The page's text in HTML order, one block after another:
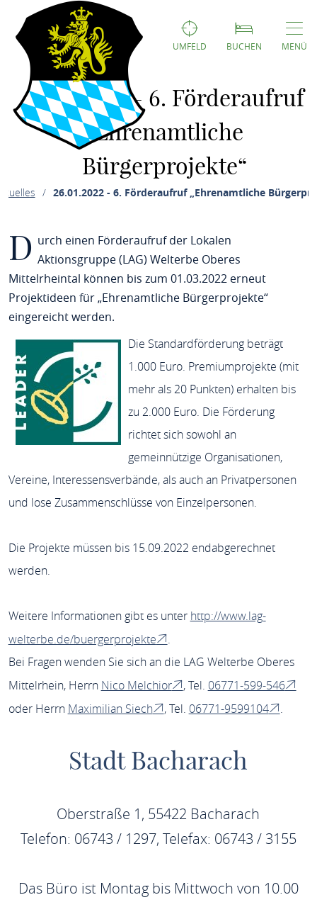
UMFELD BUCHEN MENÜ
26.01.2022 - 6. Förderaufruf
„Ehrenamtliche
Bürgerprojekte“
26.01.2022 - 6. Förderaufruf „Ehrenamtliche
D urch einen Förderaufruf der Lokalen
Aktionsgruppe (LAG) Welterbe Oberes
Mittelrheintal können bis zum 01.03.2022 erneut
Projektideen für „Ehrenamtliche Bürgerprojekte“
eingereicht werden.
Die Standardförderung beträgt
1.000 Euro. Premiumprojekte (mit
mehr als 20 Punkten) erhalten bis
zu 2.000 Euro. Die Förderung
richtet sich sowohl an
gemeinnützige Organisationen,
Vereine, Interessensverbände, als auch an Privatpersonen
und lose Zusammenschlüsse von Einzelpersonen.
Die Projekte müssen bis 15.09.2022 endabgerechnet
werden.
Weitere Informationen gibt es unter http://www.lag-
welterbe.de/buergerprojekte
.
Bei Fragen wenden Sie sich an die LAG Welterbe Oberes
Mittelrhein, Herrn Nico Melchior , Tel. 06771-599-546
oder Herrn Maximilian Siech , Tel. 06771-9599104 .
Stadt Bacharach
Oberstraße 1, 55422 Bacharach
Telefon: 06743 / 1297, Telefax: 06743 / 3155
Das Büro ist Montag bis Mittwoch von 10.00